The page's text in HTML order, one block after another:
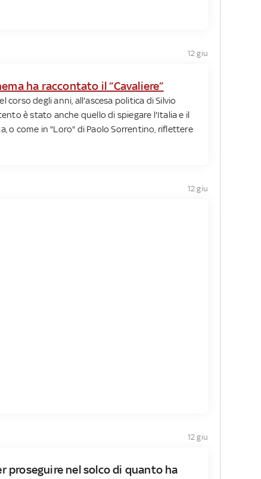
12 giu
ha raccontato il “Cavaliere”
corso degli anni, all'ascesa politica di Silvio
è stato anche quello di spiegare l'Italia e il
o come in "Loro" di Paolo Sorrentino, riflettere
12 giu
12 giu
proseguire nel solco di quanto ha